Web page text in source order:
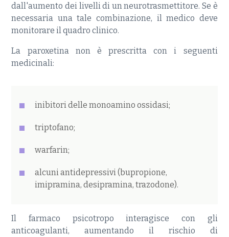
dall'aumento dei livelli di un neurotrasmettitore. Se è
necessaria una tale combinazione, il medico deve
monitorare il quadro clinico.
La paroxetina non è prescritta con i seguenti
medicinali:
inibitori delle monoamino ossidasi;
triptofano;
warfarin;
alcuni antidepressivi (bupropione,
imipramina, desipramina, trazodone).
Il farmaco psicotropo interagisce con gli
anticoagulanti, aumentando il rischio di